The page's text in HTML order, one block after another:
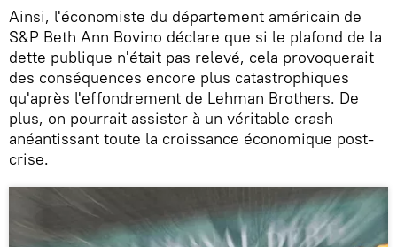
Ainsi, l'économiste du département américain de
S&P Beth Ann Bovino déclare que si le plafond de la
dette publique n'était pas relevé, cela provoquerait
des conséquences encore plus catastrophiques
qu'après l'effondrement de Lehman Brothers. De
plus, on pourrait assister à un véritable crash
anéantissant toute la croissance économique post-
crise.